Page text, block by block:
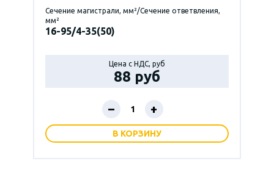
Сечение магистрали, мм²/Сечение ответвления,
мм²
16-95/4-35(50)
Цена с НДС, руб
88 руб
– +
В КОРЗИНУ